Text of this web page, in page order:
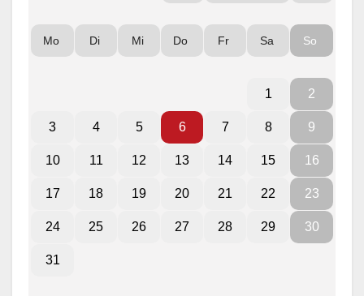
Mo Di Mi Do Fr Sa So
1 2
3 4 5 6 7 8 9
10 11 12 13 14 15 16
17 18 19 20 21 22 23
24 25 26 27 28 29 30
31